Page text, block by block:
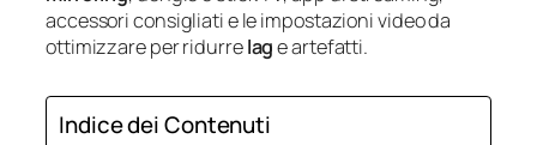
accessori consigliati e le impostazioni video da
ottimizzare per ridurrelage artefatti.
Indice dei Contenuti